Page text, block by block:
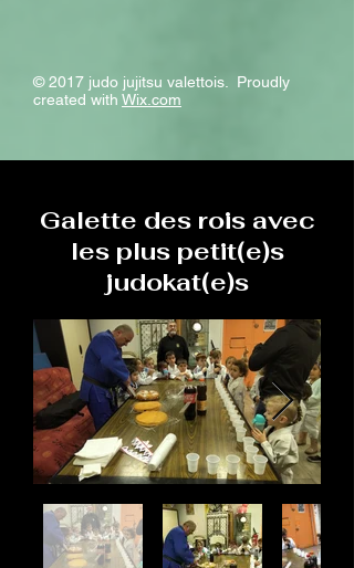
© 2017 judo jujitsu valettois. Proudly
created with Wix.com
Galette des rois avec
les plus petit(e)s
judokat(e)s